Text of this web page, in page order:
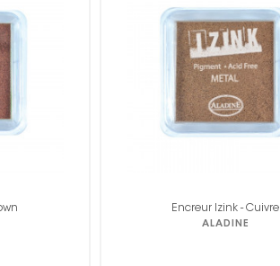
Encreur Izink - Cuivre
ALADINE